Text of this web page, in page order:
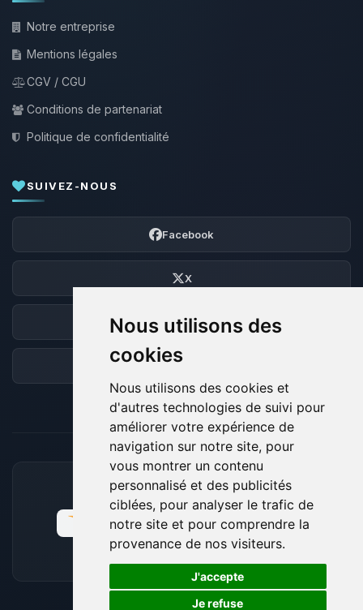
Nous utilisons des
cookies
Nous utilisons des cookies et
d'autres technologies de suivi pour
améliorer votre expérience de
navigation sur notre site, pour
vous montrer un contenu
personnalisé et des publicités
ciblées, pour analyser le trafic de
notre site et pour comprendre la
provenance de nos visiteurs.
J'accepte
Je refuse
Notre entreprise
Mentions légales
CGV / CGU
Conditions de partenariat
Politique de confidentialité
SUIVEZ-NOUS
Facebook
X
Discord
Forum
MOYENS DE PAIEMENT ACCEPTÉS
🍪